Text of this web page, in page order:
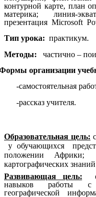
контурной карте, план
материка; линия-
презентация Microsoft
Тип урока: практикум.
Методы: частично –
организации
-самостоятельная
-рассказ учителя.
Цели
Образовательная цель:
у обучающихся
положении Африки;
картографических
Развивающая цель:
навыков работы с
географической